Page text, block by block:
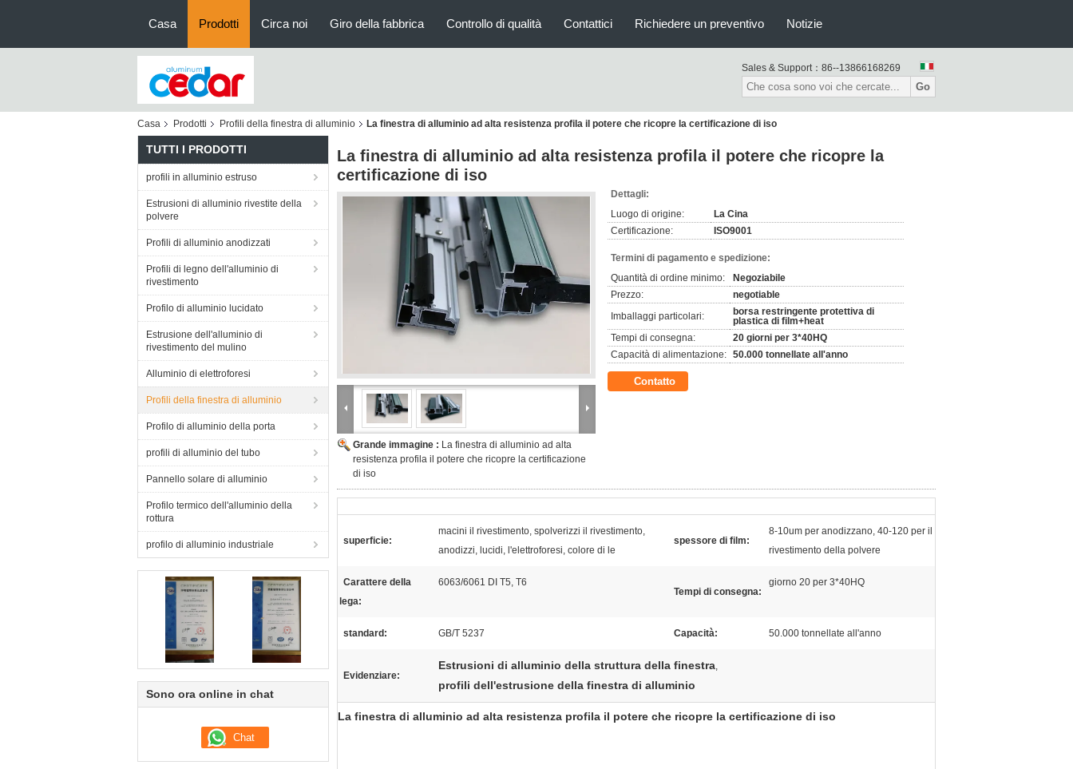
Casa Prodotti Circa noi Giro della fabbrica Controllo di qualità Contattici Richiedere un preventivo Notizie
Sales & Support： 86--13866168269
Go
Casa Prodotti Profili della finestra di alluminio La finestra di alluminio ad alta resistenza profila il potere che ricopre la certificazione di iso
TUTTI I PRODOTTI
profili in alluminio estruso
Estrusioni di alluminio rivestite della
polvere
Profili di alluminio anodizzati
Profili di legno dell'alluminio di
rivestimento
Profilo di alluminio lucidato
Estrusione dell'alluminio di
rivestimento del mulino
Alluminio di elettroforesi
Profili della finestra di alluminio
Profilo di alluminio della porta
profili di alluminio del tubo
Pannello solare di alluminio
Profilo termico dell'alluminio della
rottura
profilo di alluminio industriale
Sono ora online in chat
La finestra di alluminio ad alta resistenza profila il potere che ricopre la
certificazione di iso
Grande immagine : La finestra di alluminio ad alta
resistenza profila il potere che ricopre la certificazione
di iso
Dettagli:
Luogo di origine:
La Cina
Certificazione:
ISO9001
Termini di pagamento e spedizione:
Quantità di ordine minimo:
Negoziabile
Prezzo:
negotiable
Imballaggi particolari:
borsa restringente protettiva di
plastica di film+heat
Tempi di consegna:
20 giorni per 3*40HQ
Capacità di alimentazione: 50.000 tonnellate all'anno
Contatto
superficie:
macini il rivestimento, spolverizzi il rivestimento,
anodizzi, lucidi, l'elettroforesi, colore di le
spessore di film:
8-10um per anodizzano, 40-120 per il
rivestimento della polvere
Carattere della
lega:
6063/6061 DI T5, T6
Tempi di consegna:
giorno 20 per 3*40HQ
standard: GB/T 5237 Capacità: 50.000 tonnellate all'anno
Evidenziare:
Estrusioni di alluminio della struttura della finestra,
profili dell'estrusione della finestra di alluminio
La finestra di alluminio ad alta resistenza profila il potere che ricopre la certificazione di iso